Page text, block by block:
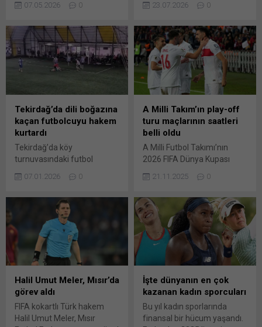
Dynavit’i 3-1 yenerek
Dynavit, maça köşelerden
bulduğu sayılarla başladı.
Oldukça dengeli geçen
müsabakada VakıfBank da
siyahlı takımın farkı 3 sayıya
(11-8) çıkarmasıyla
Eczacıbaşı mola aldı. Stysiak
ve Ebrar Karakurt’un
07.05.2026 0
Avusturya’ya giderek 29
hazırlık maçları oynayıp,
kamp yapacak. Galatasaray,
2026-2027 sezonuna
yönelik hazırlıklarını çift
idmanla sürdürdü. Sarı-
kırmızılı kulübün
açıklamasına göre
Kemerburgaz Metin Oktay
Tesisleri’nde teknik direktör
sabah antrenmanında
ısınma, koordinasyon ve
dayanıklılık çalışması
idmanı ise...
23.07.2026 0
Tekirdağ’da dili boğazına
kaçan futbolcuyu hakem
kurtardı
Tekirdağ’da köy
turnuvasındaki futbol
futbolcu, ilk yardım bilgisi
müdahalesiyle hayata
tutundu. Karadeniz
Mahallesi’nde bir halı
sahada oynanan Köseilyas
Mahallesi ile Yörücek
Mahallesi maçında yere
düşen Erdem Kara, dilinin
boğazına kaçması sonucu
baygınlık geçirdi. Oyuncunun
nefes alamadığını gören
maçın hakemi Hakan
07.01.2026 0
A Milli Takım’ın play-off
turu maçlarının saatleri
belli oldu
A Milli Futbol Takımı’nın
2026 FIFA Dünya Kupası
turu yarı finalinde Romanya
maçın başlama saati belli
oldu. A Milli Futbol Takımı’nın
2026 FIFA Dünya Kupası
Avrupa Elemeleri play-off
turu yarı finalinde Romanya
ile sahasında oynayacağı
maçın başlama saati belli
oldu. UEFA tarafından
21.11.2025 0
Halil Umut Meler, Mısır’da
görev aldı
FIFA kokartlı Türk hakem
Halil Umut Meler, Mısır
İşte dünyanın en çok
kazanan kadın sporcuları
Bu yıl kadın sporlarında
finansal bir hücum yaşandı.